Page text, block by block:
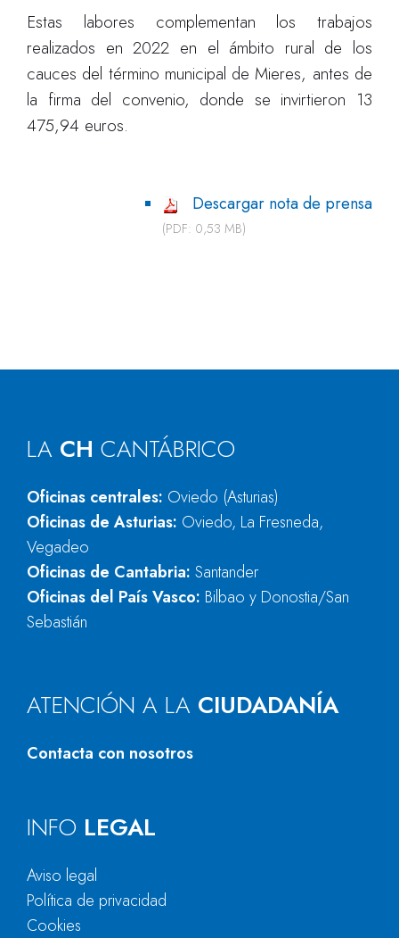
Estas labores complementan los trabajos
realizados en 2022 en el ámbito rural de los
cauces del término municipal de Mieres, antes de
la firma del convenio, donde se invirtieron 13
475,94 euros.
Descargar nota de prensa
(PDF: 0,53 MB)
LA CH CANTÁBRICO
Oficinas centrales: Oviedo (Asturias)
Oficinas de Asturias: Oviedo, La Fresneda,
Vegadeo
Oficinas de Cantabria: Santander
Oficinas del País Vasco: Bilbao y Donostia/San
Sebastián
ATENCIÓN A LA CIUDADANÍA
Contacta con nosotros
INFO LEGAL
Aviso legal
Política de privacidad
Cookies